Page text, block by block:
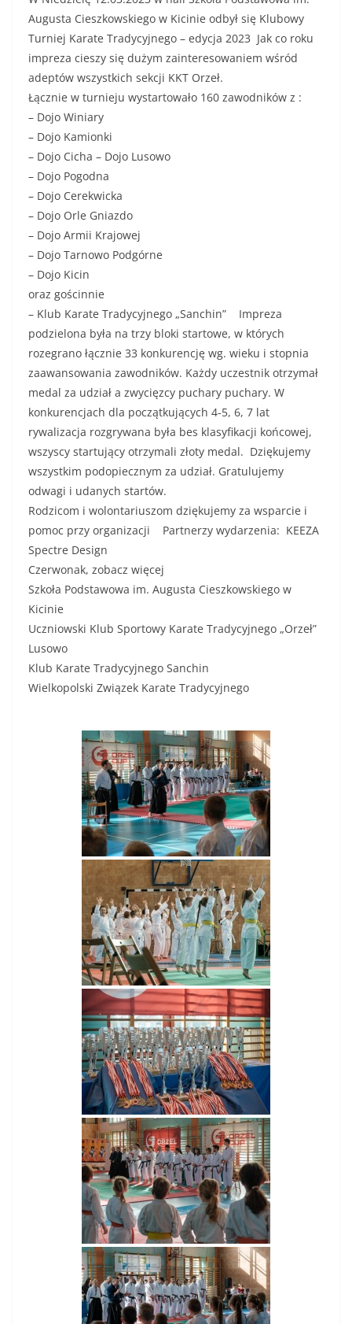
Augusta Cieszkowskiego w Kicinie odbył się Klubowy
Turniej Karate Tradycyjnego – edycja 2023 Jak co roku
impreza cieszy się dużym zainteresowaniem wśród
adeptów wszystkich sekcji KKT Orzeł.
Łącznie w turnieju wystartowało 160 zawodników z :
– Dojo Winiary
– Dojo Kamionki
– Dojo Cicha – Dojo Lusowo
– Dojo Pogodna
– Dojo Cerekwicka
– Dojo Orle Gniazdo
– Dojo Armii Krajowej
– Dojo Tarnowo Podgórne
– Dojo Kicin
oraz gościnnie
– Klub Karate Tradycyjnego „Sanchin” Impreza
podzielona była na trzy bloki startowe, w których
rozegrano łącznie 33 konkurencję wg. wieku i stopnia
zaawansowania zawodników. Każdy uczestnik otrzymał
medal za udział a zwycięzcy puchary puchary. W
konkurencjach dla początkujących 4-5, 6, 7 lat
rywalizacja rozgrywana była bes klasyfikacji końcowej,
wszyscy startujący otrzymali złoty medal. Dziękujemy
wszystkim podopiecznym za udział. Gratulujemy
odwagi i udanych startów.
Rodzicom i wolontariuszom dziękujemy za wsparcie i
pomoc przy organizacji Partnerzy wydarzenia: KEEZA
Spectre Design
Czerwonak, zobacz więcej
Szkoła Podstawowa im. Augusta Cieszkowskiego w
Kicinie
Uczniowski Klub Sportowy Karate Tradycyjnego „Orzeł”
Lusowo
Klub Karate Tradycyjnego Sanchin
Wielkopolski Związek Karate Tradycyjnego